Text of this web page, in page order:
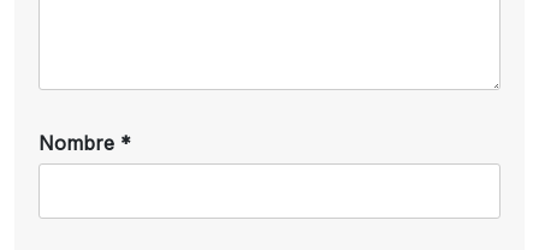
Nombre *